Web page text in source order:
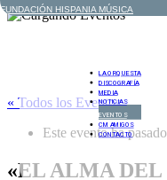
FUNDACIÓN HISPANIA MÚSICA
LA ORQUESTA
DISCOGRAFÍA
MEDIA
NOTICIAS
EVENTOS
CM AMIGOS
CONTACTO
« Todos los Eventos
Este evento ha
«EL ALMA DEL